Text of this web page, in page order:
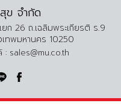
จำกัด
ก 26 ถ.เฉลิมพระเกียรติ ร.9
เทพมหานคร 10250
: sales@mu.co.th